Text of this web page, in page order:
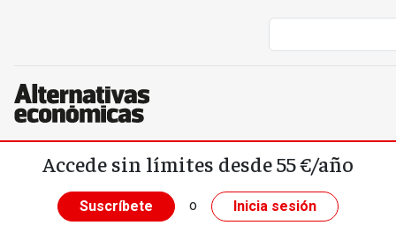
Pasar al contenido principal
Accede sin límites desde 55 €/año
Suscríbete o Inicia sesión